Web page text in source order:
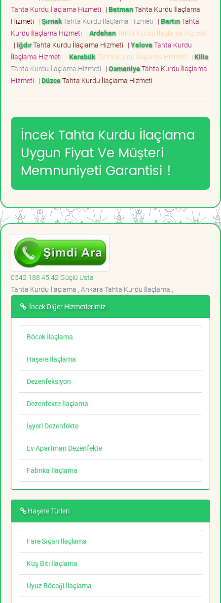
Tahta Kurdu İlaçlama Hizmeti | BatmanTahta Kurdu İlaçlama
Hizmeti | ŞırnakTahta Kurdu İlaçlama Hizmeti | BartınTahta
Kurdu İlaçlama Hizmeti | ArdahanTahta Kurdu İlaçlama Hizmeti
| IğdırTahta Kurdu İlaçlama Hizmeti | YalovaTahta Kurdu
İlaçlama Hizmeti | KarabükTahta Kurdu İlaçlama Hizmeti | Kilis
Tahta Kurdu İlaçlama Hizmeti | OsmaniyeTahta Kurdu İlaçlama
Hizmeti | DüzceTahta Kurdu İlaçlama Hizmeti
İncek Tahta Kurdu İlaçlama
Uygun Fiyat Ve Müşteri
Memnuniyeti Garantisi !
0542 188 45 42 Güçlü Usta
Tahta Kurdu İlaçlama , Ankara Tahta Kurdu İlaçlama ,
İncek Diğer Hizmetlerimiz
Böcek İlaçlama
Haşere İlaçlama
Dezenfeksiyon
Dezenfekte İlaçlama
İşyeri Dezenfekte
Ev Apartman Dezenfekte
Fabrika İlaçlama
Haşere Türleri
Fare Sıçan İlaçlama
Kuş Biti İlaçlama
Uyuz Böceği İlaçlama